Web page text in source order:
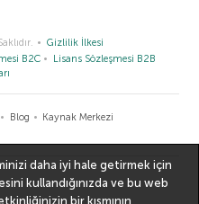
Gizlilik İlkesi
B2C
Lisans Sözleşmesi B2B
Blog
Kaynak Merkezi
daha iyi hale getirmek için
kullandığınızda ve bu web
bir kısmının